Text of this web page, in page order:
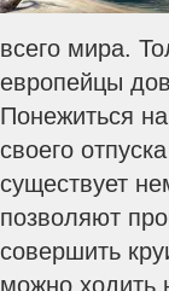
всего мира.
европейцы
Понежиться
своего
существует
позволяют
совершить
можно ходить